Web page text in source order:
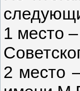
1 место
2 место